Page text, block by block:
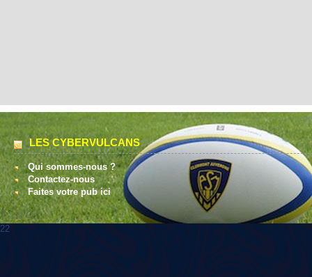
LES CYBERVULCANS
Qui sommes-nous ?
Contactez-nous
Faites votre pub ici
22